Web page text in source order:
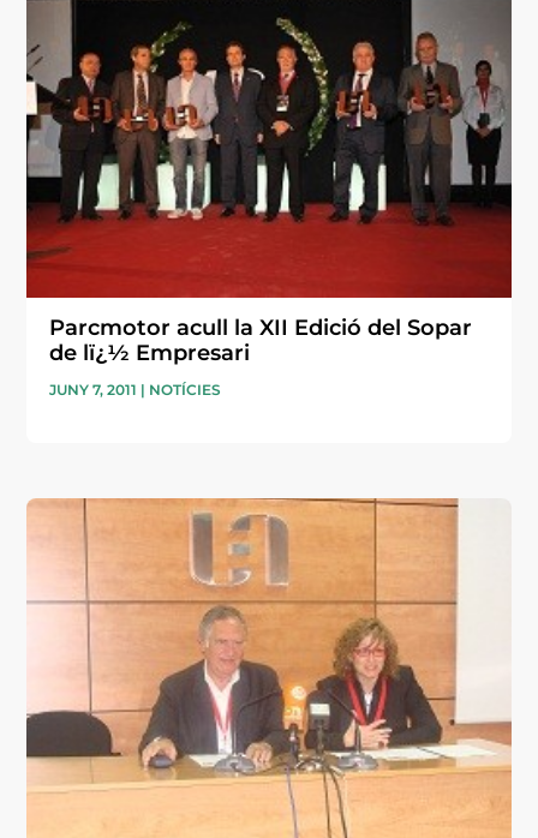
Parcmotor acull la XII Edició del Sopar
de lï¿½ Empresari
JUNY 7, 2011 | NOTÍCIES